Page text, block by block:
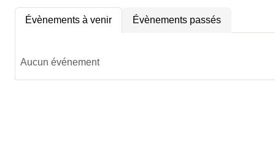
Évènements à venir Évènements passés
Aucun événement